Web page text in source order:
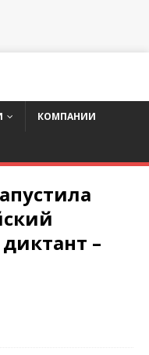
КОМПАНИИ
–